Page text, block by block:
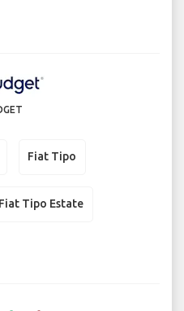
Fiat Tipo
Fiat Tipo Estate